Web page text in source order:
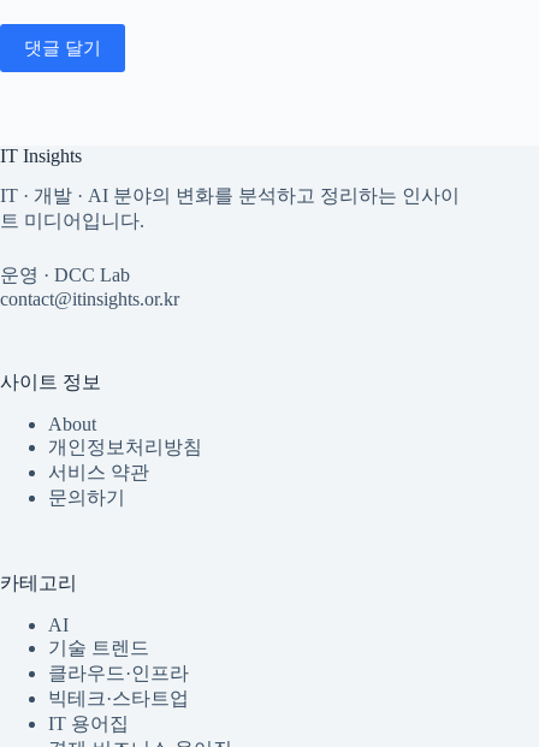
댓글 달기
IT Insights
IT · 개발 · AI 분야의 변화를 분석하고 정리하는 인사이
트 미디어입니다.
운영 · DCC Lab
contact@itinsights.or.kr
사이트 정보
About
개인정보처리방침
서비스 약관
문의하기
카테고리
AI
기술 트렌드
클라우드·인프라
빅테크·스타트업
IT 용어집